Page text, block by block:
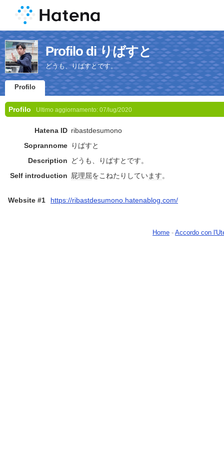
Profilo di りばすと
どうも、りばすとです。
Profilo
Profilo Ultimo aggiornamento: 07/lug/2020
Hatena ID ribastdesumono
Soprannome
りばすと
Description
どうも、りばすとです。
Self introduction 屁理屈をこねたりしています。
Website #1 https://ribastdesumono.hatenablog.com/
Home - Accordo con